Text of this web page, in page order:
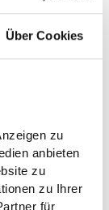
Über Cookies
zu
anbieten
zu
zu Ihrer
für
seinem
für
Inspiration
inmitten
einem idealen
reisen zu